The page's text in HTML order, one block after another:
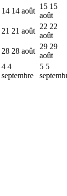
14 14 août
15 15
août
21 21 août
22 22
août
28 28 août
29 29
août
4 4
septembre
5 5